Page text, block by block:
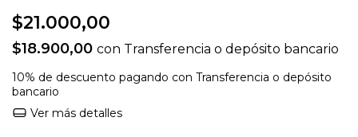
$21.000,00
$18.900,00 con Transferencia o depósito bancario
10% de descuento pagando con Transferencia o depósito
bancario
Ver más detalles